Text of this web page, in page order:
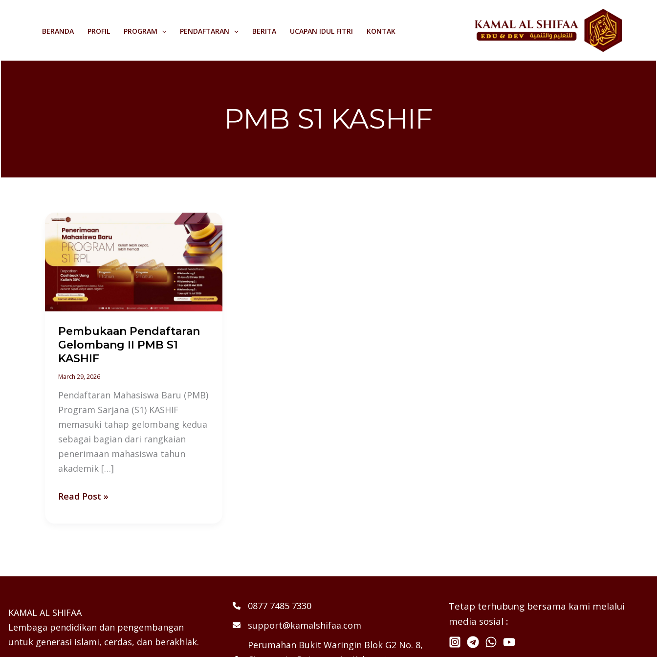
BERANDA PROFIL PROGRAM PENDAFTARAN BERITA UCAPAN IDUL FITRI KONTAK
PMB S1 KASHIF
Pembukaan Pendaftaran
Gelombang II PMB S1
KASHIF
March 29, 2026
Pendaftaran Mahasiswa Baru (PMB)
Program Sarjana (S1) KASHIF
memasuki tahap gelombang kedua
sebagai bagian dari rangkaian
penerimaan mahasiswa tahun
akademik […]
Pembukaan
Pendaftaran
Gelombang
II
PMB
S1
Read Post »
KAMAL AL SHIFAA
Lembaga pendidikan dan pengembangan
untuk generasi islami, cerdas, dan berakhlak.
0877 7485 7330
support@kamalshifaa.com
Perumahan Bukit Waringin Blok G2 No. 8,
Tetap terhubung bersama kami melalui
media sosial :